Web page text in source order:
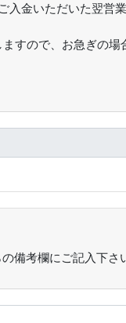
入金いただいた翌営
すので、お急ぎの場
備考欄にご記入下さ